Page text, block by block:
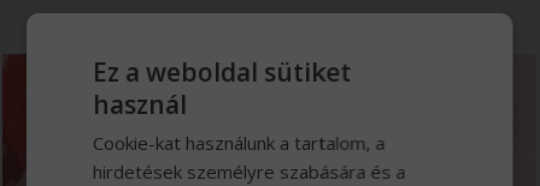
Járműalkatrész
Ez a weboldal sütiket
használ
Cookie-kat használunk a tartalom, a
hirdetések személyre szabására és a